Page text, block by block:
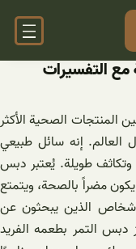
التفسيرات
المنتجات الصحية الأكثر
العالم. إنه سائل طبيعي
طويلة. يُعتبر دبس
مضراً بالصحة، ويتمتع
الذين يبحثون عن
دبس التمر بطعمه الفريد